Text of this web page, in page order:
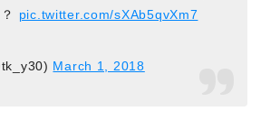
pic.twitter.com/sXAb5qvXm7
March 1, 2018